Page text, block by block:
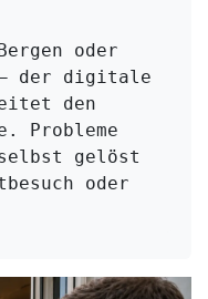
oder
– der digitale
den
Probleme
gelöst
oder